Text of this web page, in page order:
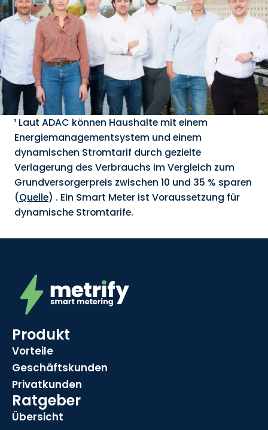
¹ Laut ADAC können Haushalte mit einem
Energiemanagementsystem und einem
dynamischen Stromtarif durch gezielte
Verlagerung des Verbrauchs im Vergleich zum
Grundversorgerpreis zwischen 10 und 35 % sparen
(Quelle) . Ein Smart Meter ist Voraussetzung für
dynamische Stromtarife.
Produkt
Vorteile
Geschäftskunden
Privatkunden
Ratgeber
Übersicht